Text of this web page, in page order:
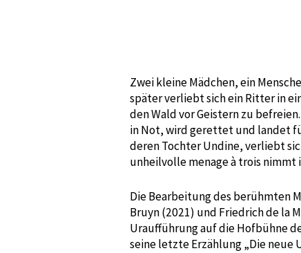
Zwei kleine Mädchen, ein
später verliebt sich ein Ritter in
den Wald vor Geistern zu
in Not, wird gerettet und landet
deren Tochter Undine, verliebt
unheilvolle menage à trois nimmt
Die Bearbeitung des berühmten
Bruyn (2021) und Friedrich de la
Uraufführung auf die Hofbühne
seine letzte Erzählung „Die neue